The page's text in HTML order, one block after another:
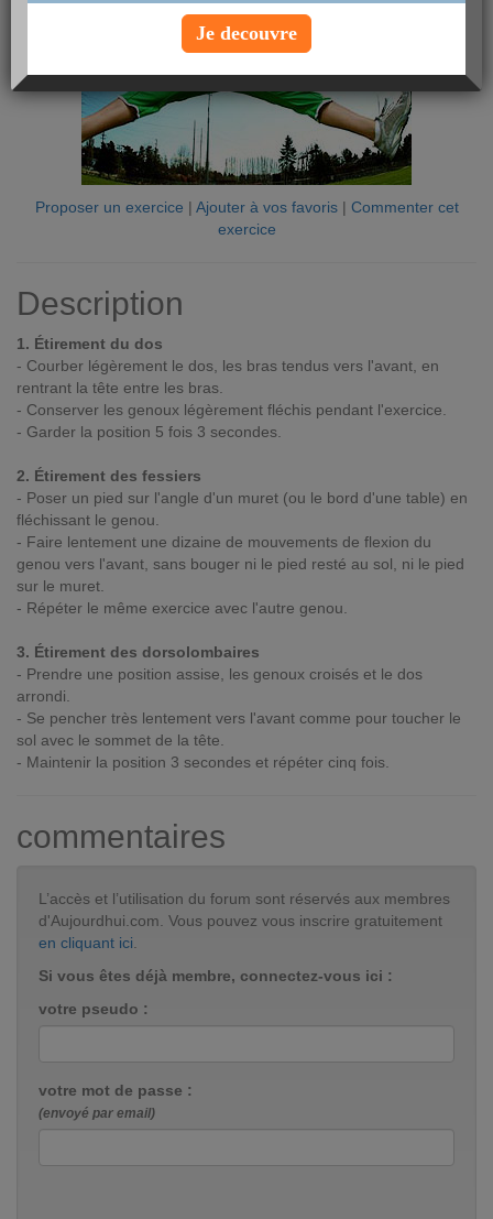
Proposer un exercice | Ajouter à vos favoris| Commenter cet
exercice
Description
1. Étirement du dos
- Courber légèrement le dos, les bras tendus vers l'avant, en
rentrant la tête entre les bras.
- Conserver les genoux légèrement fléchis pendant l'exercice.
- Garder la position 5 fois 3 secondes.
2. Étirement des fessiers
- Poser un pied sur l'angle d'un muret (ou le bord d'une table) en
fléchissant le genou.
- Faire lentement une dizaine de mouvements de flexion du
genou vers l'avant, sans bouger ni le pied resté au sol, ni le pied
sur le muret.
- Répéter le même exercice avec l'autre genou.
3. Étirement des dorsolombaires
- Prendre une position assise, les genoux croisés et le dos
arrondi.
- Se pencher très lentement vers l'avant comme pour toucher le
sol avec le sommet de la tête.
- Maintenir la position 3 secondes et répéter cinq fois.
commentaires
L’accès et l’utilisation du forum sont réservés aux membres
d'Aujourdhui.com. Vous pouvez vous inscrire gratuitement
en cliquant ici
Si vous êtes déjà membre, connectez-vous ici :
votre pseudo :
votre mot de passe :
(envoyé par email)
Je decouvre